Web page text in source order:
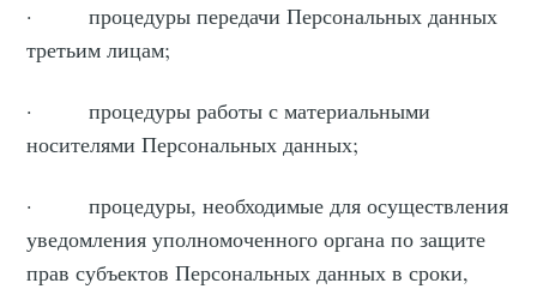
· процедуры передачи Персональных данных
третьим лицам;
· процедуры работы с материальными
носителями Персональных данных;
· процедуры, необходимые для осуществления
уведомления уполномоченного органа по защите
прав субъектов Персональных данных в сроки,